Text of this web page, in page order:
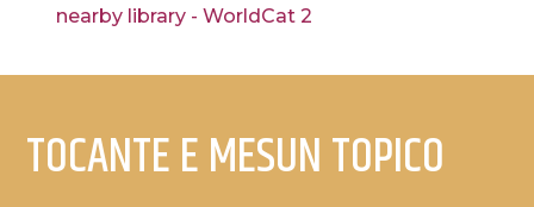
nearby library - WorldCat 2
TOCANTE E MESUN TOPICO